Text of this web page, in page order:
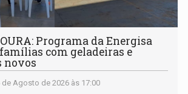
Programa da Energisa
com geladeiras e
novos
de Agosto de 2026 às 17:00